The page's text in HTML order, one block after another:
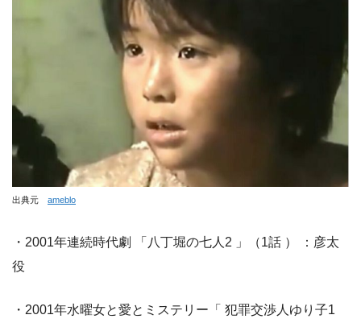
出典元 ameblo
・2001年連続時代劇 「八丁堀の七人2 」（1話 ） ：彦太
役
・2001年水曜女と愛とミステリー「 犯罪交渉人ゆり子1